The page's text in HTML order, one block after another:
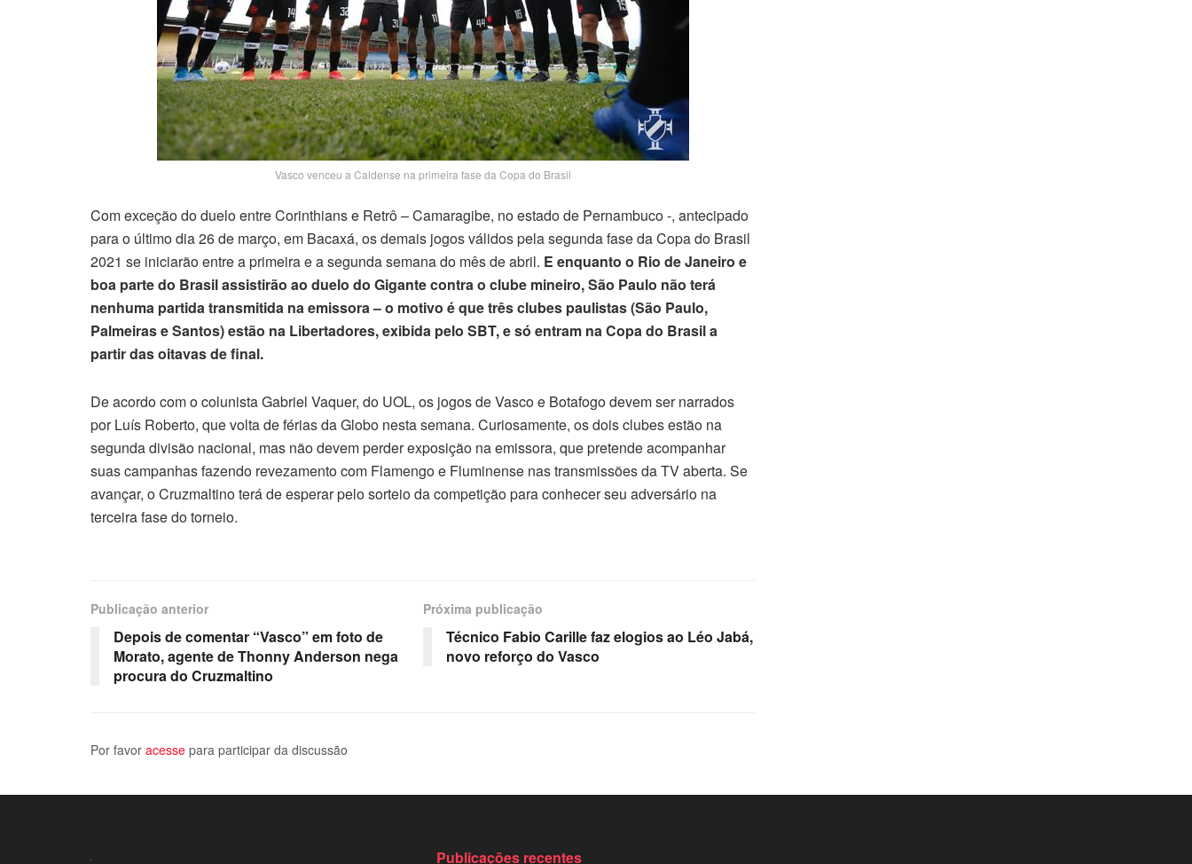
Vasco venceu a Caldense na primeira fase da Copa do Brasil
Com exceção do duelo entre Corinthians e Retrô – Camaragibe, no estado de Pernambuco -, antecipado
para o último dia 26 de março, em Bacaxá, os demais jogos válidos pela segunda fase da Copa do Brasil
2021 se iniciarão entre a primeira e a segunda semana do mês de abril. E enquanto o Rio de Janeiro e
boa parte do Brasil assistirão ao duelo do Gigante contra o clube mineiro, São Paulo não terá
nenhuma partida transmitida na emissora – o motivo é que três clubes paulistas (São Paulo,
Palmeiras e Santos) estão na Libertadores, exibida pelo SBT, e só entram na Copa do Brasil a
partir das oitavas de final.
De acordo com o colunista Gabriel Vaquer, do UOL, os jogos de Vasco e Botafogo devem ser narrados
por Luís Roberto, que volta de férias da Globo nesta semana. Curiosamente, os dois clubes estão na
segunda divisão nacional, mas não devem perder exposição na emissora, que pretende acompanhar
suas campanhas fazendo revezamento com Flamengo e Fluminense nas transmissões da TV aberta. Se
avançar, o Cruzmaltino terá de esperar pelo sorteio da competição para conhecer seu adversário na
terceira fase do torneio.
Publicação anterior
Depois de comentar “Vasco” em foto de
Morato, agente de Thonny Anderson nega
procura do Cruzmaltino
Próxima publicação
Técnico Fabio Carille faz elogios ao Léo Jabá,
novo reforço do Vasco
Por favor acesse para participar da discussão
Publicações recentes